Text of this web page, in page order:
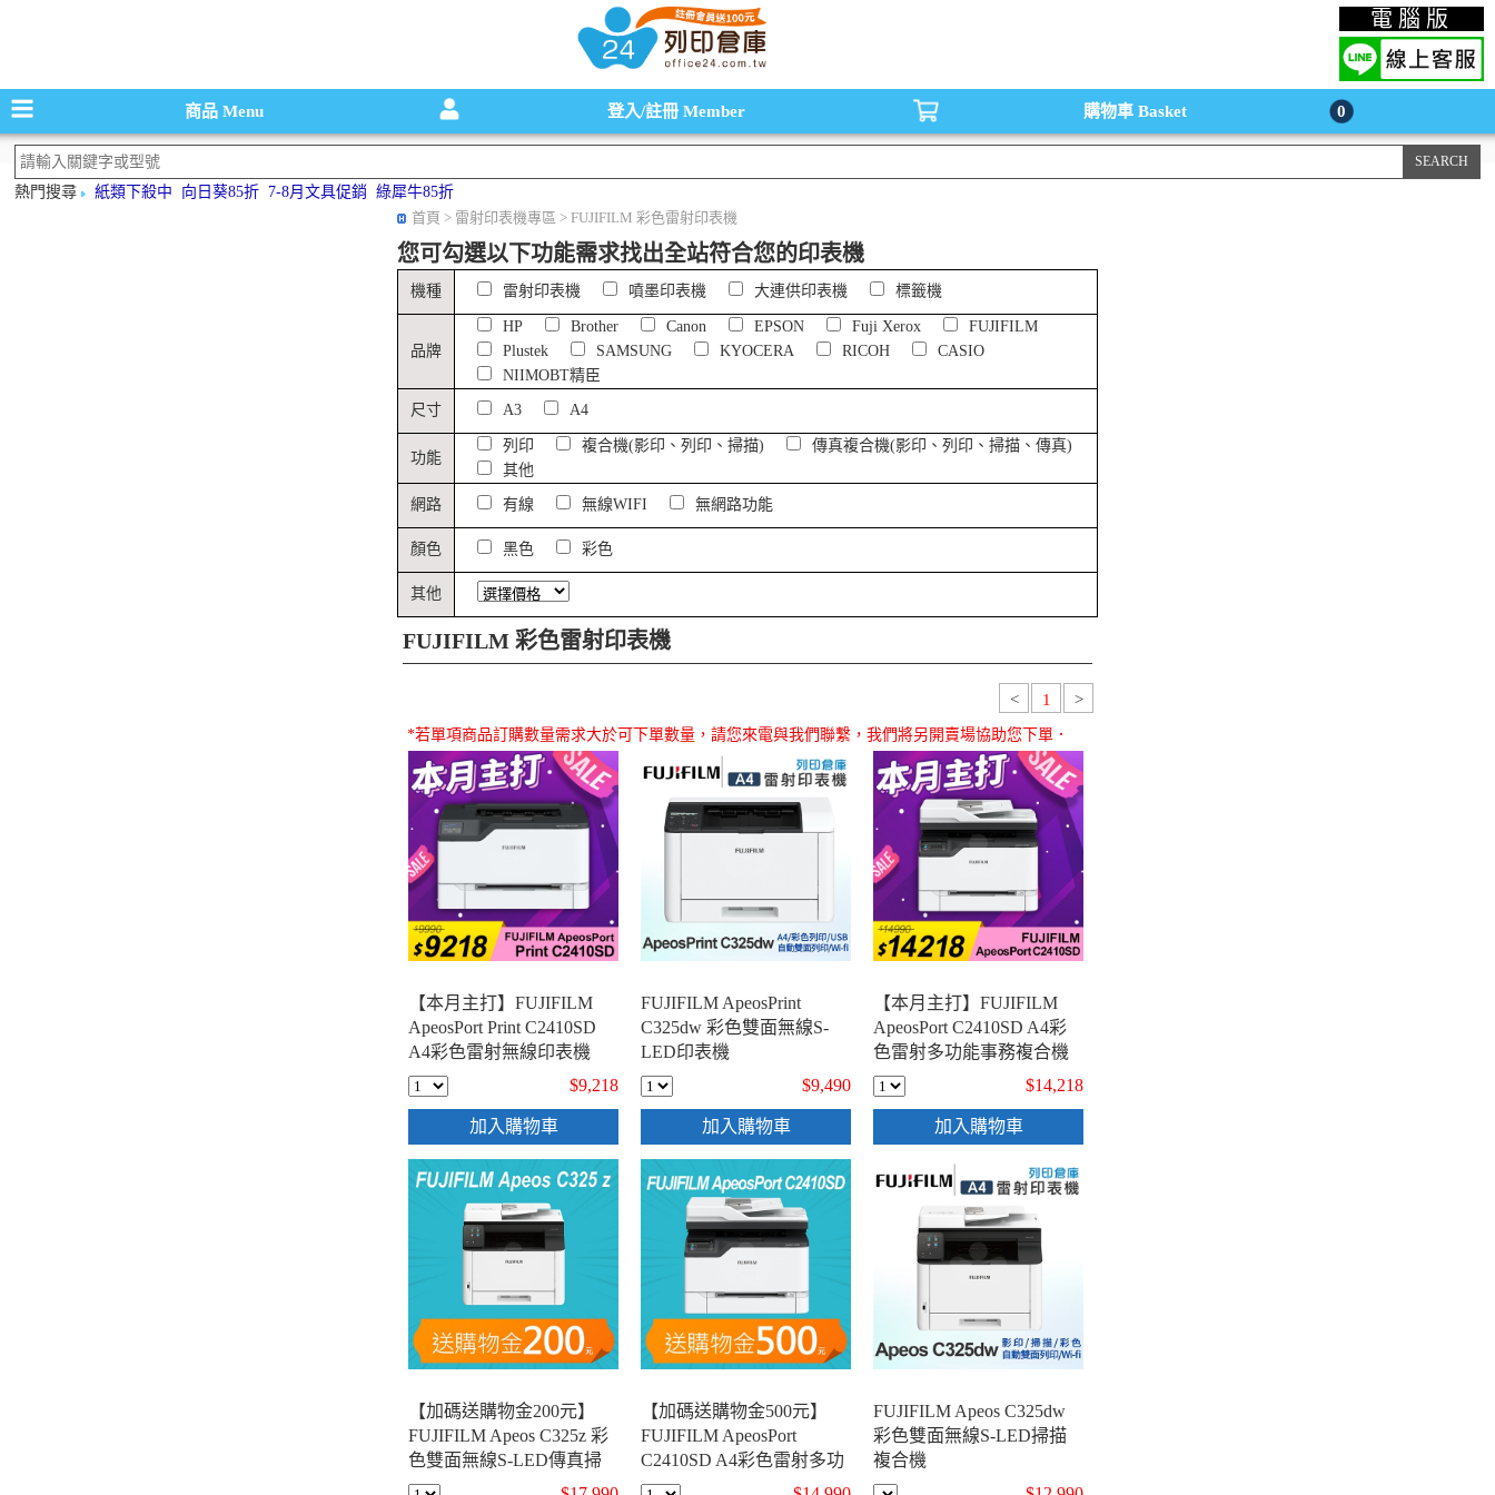
碳粉匣，墨水匣,原廠碳粉匣，副廠碳粉匣，環保碳粉匣,連續供墨印表機-office24列印倉庫線上購物手機版 電腦版
商品Menu 登入/註冊 Member 購物車 Basket 0
熱門搜尋 紙類下殺中 向日葵85折 7-8月文具促銷
綠犀牛85折
首頁 > 雷射印表機專區 > FUJIFILM 彩色雷射印表機
您可勾選以下功能需求找出全站符合您的印表機
機種 雷射印表機 噴墨印表機 大連供印表機 標籤機
品牌
HP Brother Canon EPSON Fuji Xerox
FUJIFILM
Plustek
SAMSUNG KYOCERA RICOH
CASIO
NIIMOBT精臣
尺寸 A3 A4
功能
列印 複合機(影印、列印、掃描)
傳真複合機(影印、列印、掃描、傳真)
其他
網路 有線 無線WIFI 無網路功能
顏色 黑色 彩色
其他
FUJIFILM 彩色雷射印表機
< 1 >
*若單項商品訂購數量需求大於可下單數量，請您來電與我們聯繫，我們將另開賣場協助您下單．
【本月主打】FUJIFILM
ApeosPort Print C2410SD
A4彩色雷射無線印表機
$9,218
加入購物車
FUJIFILM ApeosPrint
C325dw 彩色雙面無線S-
LED印表機
$9,490
加入購物車
【本月主打】FUJIFILM
ApeosPort C2410SD A4彩
色雷射多功能事務複合機
$14,218
加入購物車
【加碼送購物金200元】
FUJIFILM Apeos C325z 彩
色雙面無線S-LED傳真掃
描複合機
【加碼送購物金500元】
FUJIFILM ApeosPort
C2410SD A4彩色雷射多功
能事務複合機
FUJIFILM Apeos C325dw
彩色雙面無線S-LED掃描
複合機